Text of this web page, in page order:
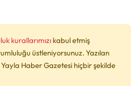
kurallarımızı kabul etmiş
üstleniyorsunuz. Yazılan
Haber Gazetesi hiçbir şekilde